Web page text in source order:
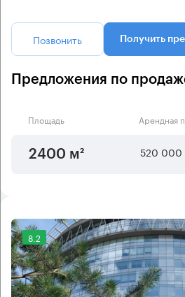
Позвонить Получить
Предложения по
Площадь Арендная
2400 м² 520 000
8.2